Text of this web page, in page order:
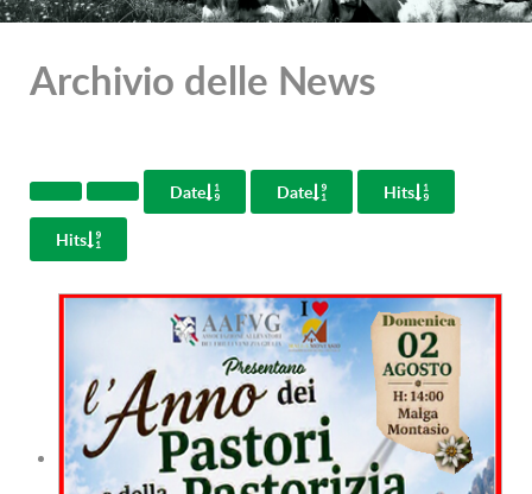
Archivio delle News
Date Date Hits
Hits